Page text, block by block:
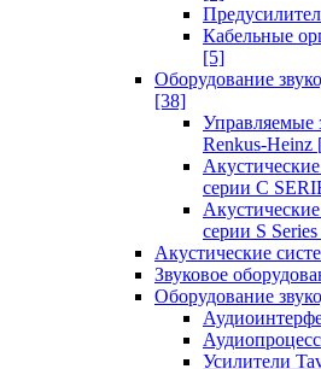
Кабельные
[5]
Оборудование
[38]
Управляемые
Renkus-Heinz
серии C
серии S Series
Акустические
Звуковое
Оборудование
Усилители